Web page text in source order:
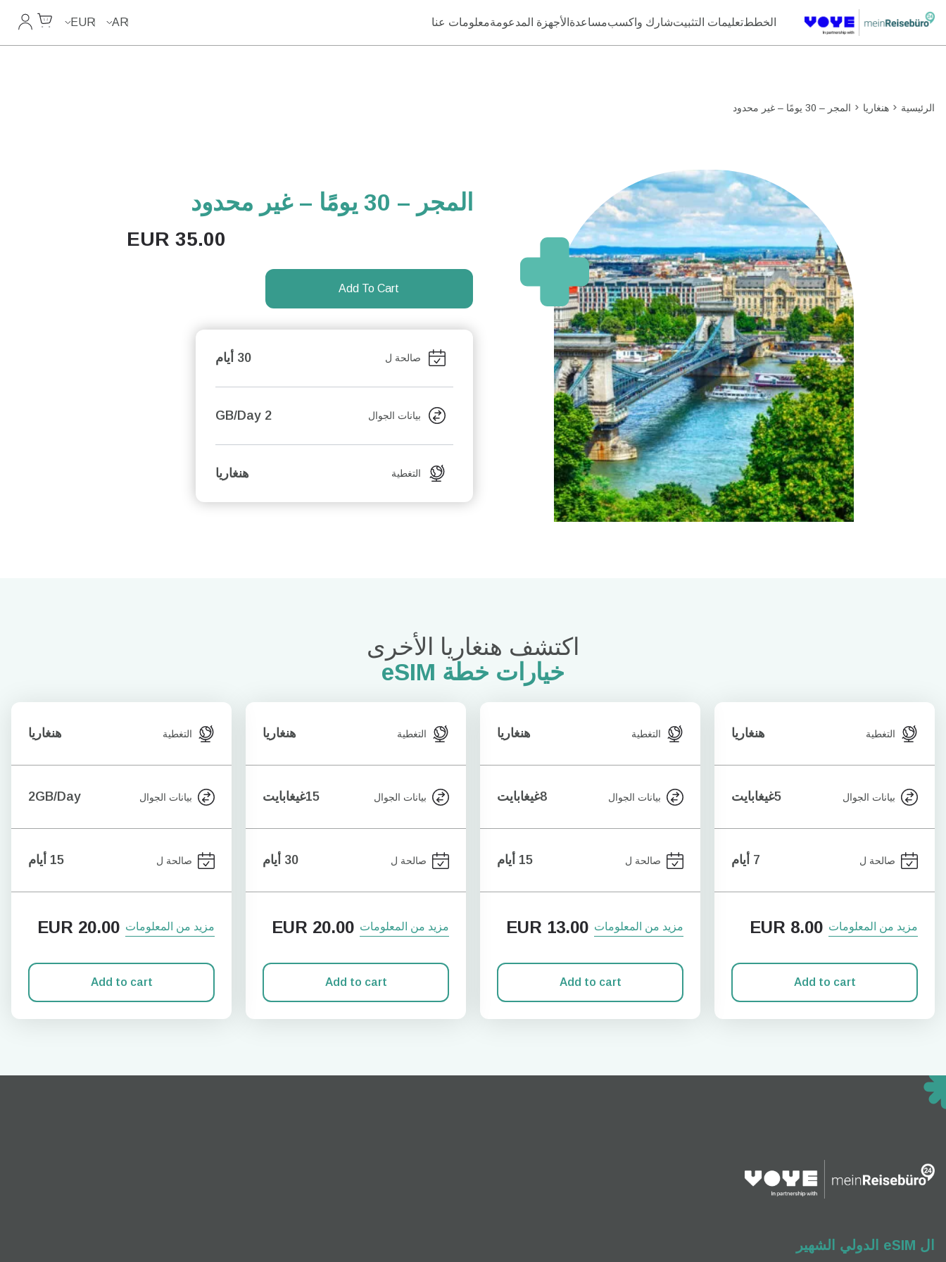
الخططتعليمات التثبيتشارك واكسبمساعدة الأجهزة المدعومةمعلومات عنا AR
EUR
حسابي
الرئيسية هنغاريا المجر – 30 يومًا – غير محدود
المجر – 30 يومًا – غير محدود
EUR 35.00
Add To Cart
صالحة ل 30 أيام
بيانات الجوال 2 GB/Day
التغطية هنغاريا
اكتشف هنغاريا الأخرى
خيارات خطة eSIM
التغطية هنغاريا
بيانات الجوال 5غيغابايت
صالحة ل 7 أيام
مزيد من المعلومات EUR 8.00
Add to cart
التغطية هنغاريا
بيانات الجوال 8غيغابايت
صالحة ل 15 أيام
مزيد من المعلومات EUR 13.00
Add to cart
التغطية هنغاريا
بيانات الجوال 15غيغابايت
صالحة ل 30 أيام
مزيد من المعلومات EUR 20.00
Add to cart
التغطية هنغاريا
بيانات الجوال 2GB/Day
صالحة ل 15 أيام
مزيد من المعلومات EUR 20.00
Add to cart
ال eSIM الدولي الشهير